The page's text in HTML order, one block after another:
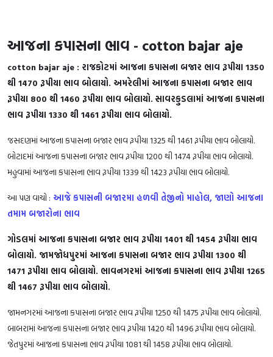
­­­આજના કપાસના ભાવ - cotton bajar aje
cotton bajar aje : રાજકોટમાં આજના કપાસના બજાર ભાવ રૂપીયા 1350
થી 1470 રૂપીયા ભાવ બોલાયો. અમરેલીમાં આજના કપાસના બજાર ભાવ
રૂપીયા 800 થી 1460 રૂપીયા ભાવ બોલાયો. સાવરકુડલામાં આજના કપાસના
ભાવ રૂપીયા 1330 થી 1461 રૂપીયા ભાવ બોલાયો.
જસદણમાં આજના કપાસના બજાર ભાવ રૂપીયા 1325 થી 1461 રૂપીયા ભાવ બોલાયો.
બોટાદમાં આજના કપાસના બજાર ભાવ રૂપીયા 1200 થી 1474 રૂપીયા ભાવ બોલાયો.
મહુવામાં આજના કપાસના ભાવ રૂપીયા 1339 થી 1423 રૂપીયા ભાવ બોલાયો.
આ પણ વાચો : આજે કપાસની બજારમા હળવી તેજીનો માહોલ, જાણો આજના
તમામ બજારોના ભાવ
ગોડલમાં આજના કપાસના બજાર ભાવ રૂપીયા 1401 થી 1454 રૂપીયા ભાવ
બોલાયો. જામજોધપુરમાં આજના કપાસના બજાર ભાવ રૂપીયા 1300 થી
1471 રૂપીયા ભાવ બોલાયો. ભાવનગરમાં આજના કપાસના ભાવ રૂપીયા 1265
થી 1467 રૂપીયા ભાવ બોલાયો.
જામનગરમાં આજના કપાસના બજાર ભાવ રૂપીયા 1250 થી 1475 રૂપીયા ભાવ બોલાયો.
બાબરામાં આજના કપાસના બજાર ભાવ રૂપીયા 1420 થી 1496 રૂપીયા ભાવ બોલાયો.
જેતપુરમાં આજના કપાસના ભાવ રૂપીયા 1081 થી 1458 રૂપીયા ભાવ બોલાયો.